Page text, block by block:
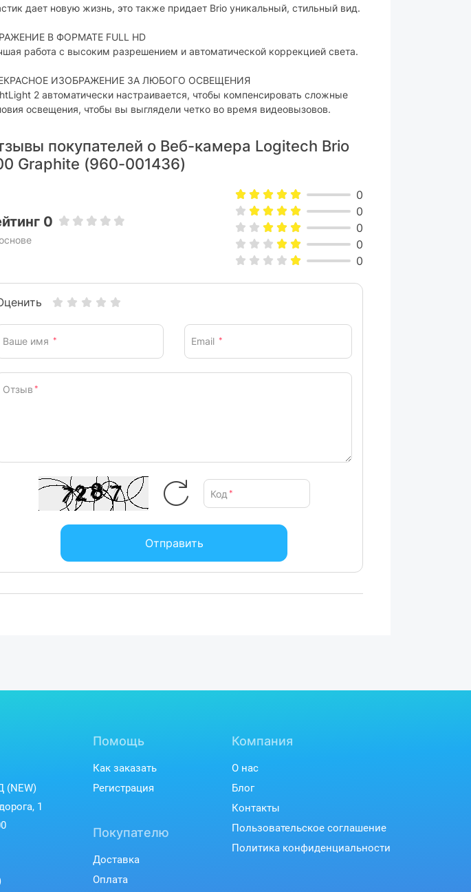
активности:
есть
кабеля: 1.5 м
характеристики
74.6 г
камера, документация
и комплектация товара могут изменяться производителем
дает новую жизнь, это также придает Brio уникальный, стильный вид.
В ФОРМАТЕ FULL HD
работа с высоким разрешением и автоматической коррекцией света.
ИЗОБРАЖЕНИЕ ЗА ЛЮБОГО ОСВЕЩЕНИЯ
2 автоматически настраивается, чтобы компенсировать сложные
освещения, чтобы вы выглядели четко во время видеовызовов.
покупателей о Веб-камера Logitech Brio
Graphite (960-001436)
0
0
0
0
0
0
Ваше имя * Email *
Отзыв *
Код *
Отправить
(NEW)
1
Помощь
Как заказать
Регистрация
Покупателю
Доставка
Оплата
Компания
О нас
Блог
Контакты
Пользовательское соглашение
Политика конфиденциальности